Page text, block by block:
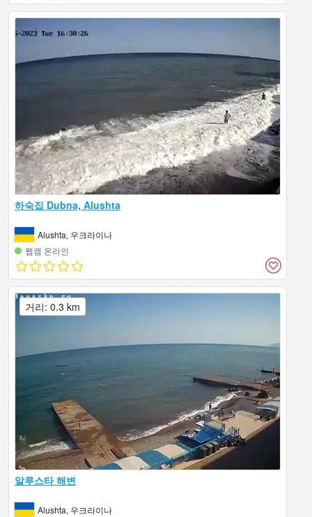
하숙집 Dubna, Alushta
Alushta, 우크라이나
웹캠 온라인
알루스타 해변
Alushta, 우크라이나
거리: 0.3 km